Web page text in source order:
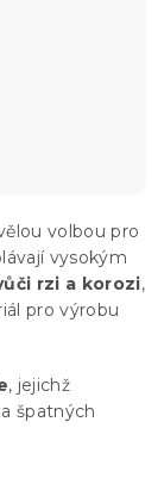
volbou pro
vysokým
rzi a korozi,
pro výrobu
, jejichž
špatných